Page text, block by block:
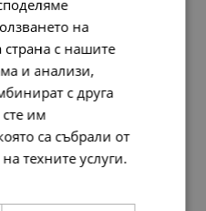
късмета
на
с нашите
и анализи,
с друга
им
са събрали от
техните услуги.